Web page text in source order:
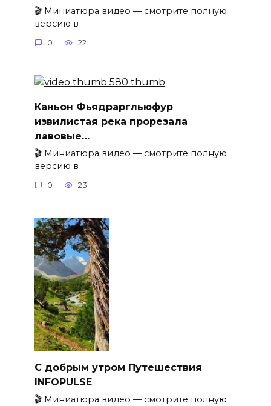
🎬 Миниатюра видео — смотрите полную
версию в
0 22
Каньон Фьядраргльюфур
извилистая река прорезала
лавовые…
🎬 Миниатюра видео — смотрите полную
версию в
0 23
С добрым утром Путешествия
INFOPULSE
🎬 Миниатюра видео — смотрите полную